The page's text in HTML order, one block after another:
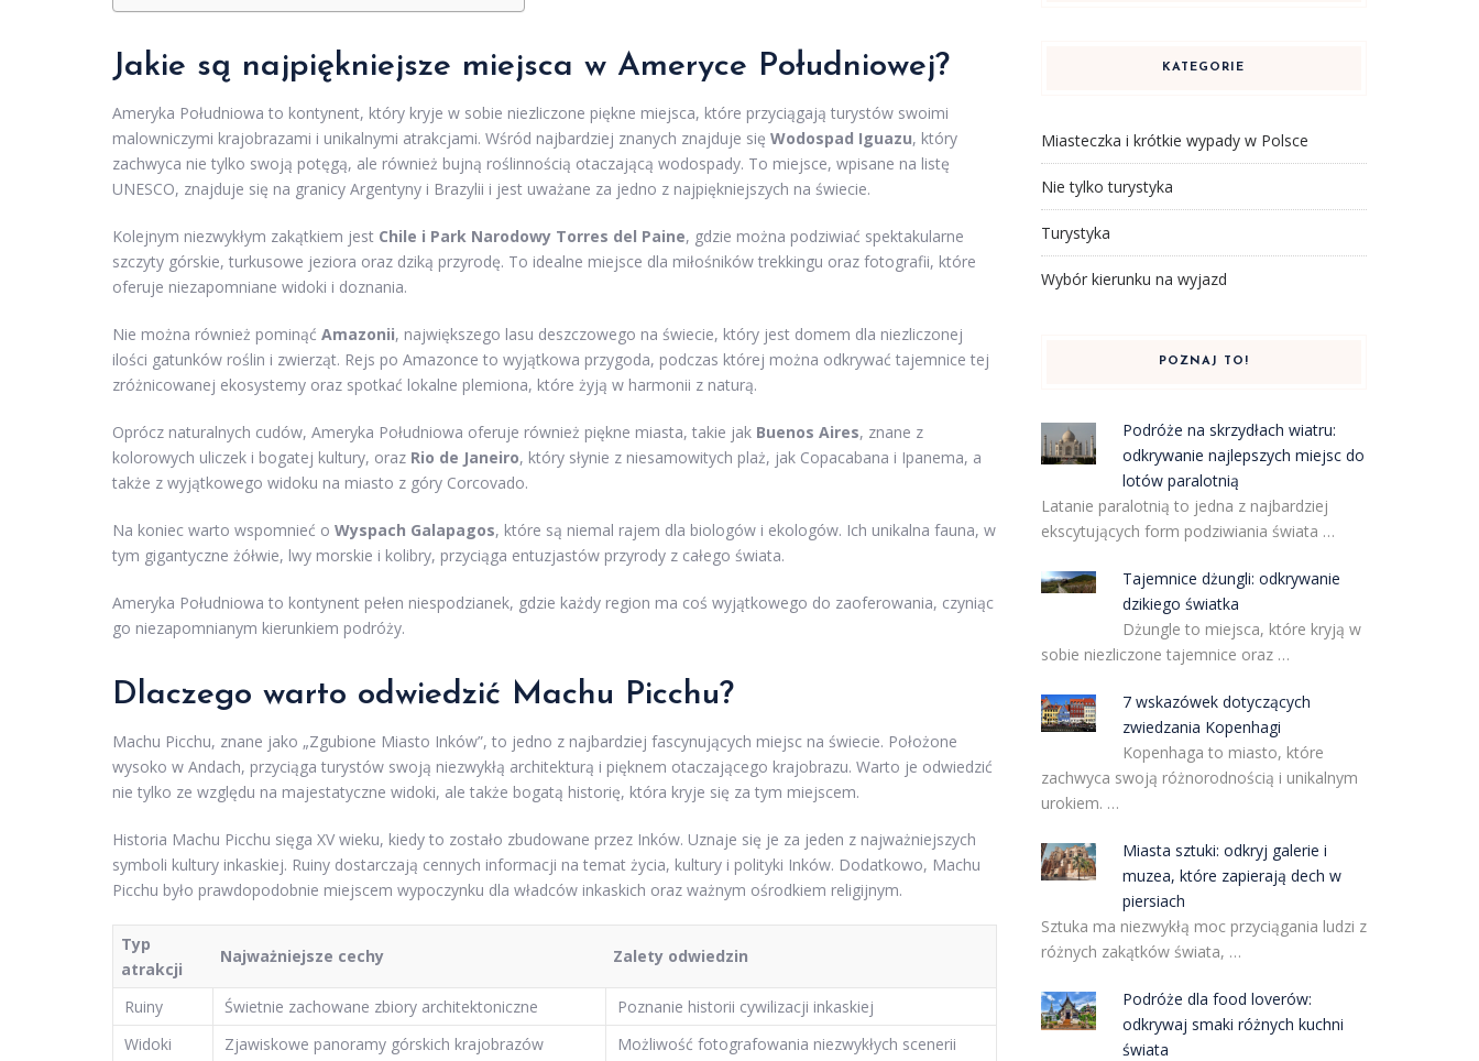
Jakie są najpiękniejsze miejsca w Ameryce Południowej?
Ameryka Południowa to kontynent, który kryje w sobie niezliczone piękne miejsca, które przyciągają turystów swoimi
malowniczymi krajobrazami i unikalnymi atrakcjami. Wśród najbardziej znanych znajduje się Wodospad Iguazu, który
zachwyca nie tylko swoją potęgą, ale również bujną roślinnością otaczającą wodospady. To miejsce, wpisane na listę
UNESCO, znajduje się na granicy Argentyny i Brazylii i jest uważane za jedno z najpiękniejszych na świecie.
Kolejnym niezwykłym zakątkiem jest Chile i Park Narodowy Torres del Paine, gdzie można podziwiać spektakularne
szczyty górskie, turkusowe jeziora oraz dziką przyrodę. To idealne miejsce dla miłośników trekkingu oraz fotografii, które
oferuje niezapomniane widoki i doznania.
Nie można również pominąć Amazonii, największego lasu deszczowego na świecie, który jest domem dla niezliczonej
ilości gatunków roślin i zwierząt. Rejs po Amazonce to wyjątkowa przygoda, podczas której można odkrywać tajemnice tej
zróżnicowanej ekosystemy oraz spotkać lokalne plemiona, które żyją w harmonii z naturą.
Oprócz naturalnych cudów, Ameryka Południowa oferuje również piękne miasta, takie jak Buenos Aires, znane z
kolorowych uliczek i bogatej kultury, oraz Rio de Janeiro, który słynie z niesamowitych plaż, jak Copacabana i Ipanema, a
także z wyjątkowego widoku na miasto z góry Corcovado.
Na koniec warto wspomnieć o Wyspach Galapagos, które są niemal rajem dla biologów i ekologów. Ich unikalna fauna, w
tym gigantyczne żółwie, lwy morskie i kolibry, przyciąga entuzjastów przyrody z całego świata.
Ameryka Południowa to kontynent pełen niespodzianek, gdzie każdy region ma coś wyjątkowego do zaoferowania, czyniąc
go niezapomnianym kierunkiem podróży.
Dlaczego warto odwiedzić Machu Picchu?
Machu Picchu, znane jako „Zgubione Miasto Inków”, to jedno z najbardziej fascynujących miejsc na świecie. Położone
wysoko w Andach, przyciąga turystów swoją niezwykłą architekturą i pięknem otaczającego krajobrazu. Warto je odwiedzić
nie tylko ze względu na majestatyczne widoki, ale także bogatą historię, która kryje się za tym miejscem.
Historia Machu Picchu sięga XV wieku, kiedy to zostało zbudowane przez Inków. Uznaje się je za jeden z najważniejszych
symboli kultury inkaskiej. Ruiny dostarczają cennych informacji na temat życia, kultury i polityki Inków. Dodatkowo, Machu
Picchu było prawdopodobnie miejscem wypoczynku dla władców inkaskich oraz ważnym ośrodkiem religijnym.
Typ
atrakcji
Najważniejsze cechy Zalety odwiedzin
Ruiny Świetnie zachowane zbiory architektoniczne
Poznanie historii cywilizacji inkaskiej
Widoki
Zjawiskowe panoramy górskich krajobrazów Możliwość fotografowania niezwykłych scenerii
KATEGORIE
Miasteczka i krótkie wypady w Polsce
Nie tylko turystyka
Turystyka
Wybór kierunku na wyjazd
POZNAJ TO!
Podróże na skrzydłach wiatru:
odkrywanie najlepszych miejsc do
lotów paralotnią
Latanie paralotnią to jedna z najbardziej
ekscytujących form podziwiania świata …
Tajemnice dżungli: odkrywanie
dzikiego światka
Dżungle to miejsca, które kryją w
sobie niezliczone tajemnice oraz …
7 wskazówek dotyczących
zwiedzania Kopenhagi
Kopenhaga to miasto, które
zachwyca swoją różnorodnością i unikalnym
urokiem. …
Miasta sztuki: odkryj galerie i
muzea, które zapierają dech w
piersiach
Sztuka ma niezwykłą moc przyciągania ludzi z
różnych zakątków świata, …
Podróże dla food loverów:
odkrywaj smaki różnych kuchni
świata